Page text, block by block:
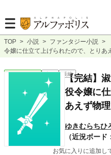
TOP > 小説 > ファンタジー小説 >
令嬢に仕立て上げられたので、とりあ
ファンタジー 完結 長編
【完結】
役令嬢に
あえず物
ゆきむらちひ
（近況ボード
お気に入りに追加し